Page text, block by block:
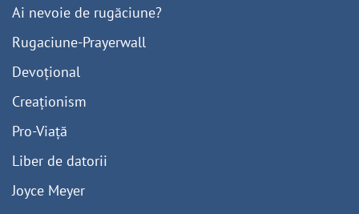
Ai nevoie de rugăciune?
Rugaciune-Prayerwall
Devoțional
Creaționism
Pro-Viață
Liber de datorii
Joyce Meyer